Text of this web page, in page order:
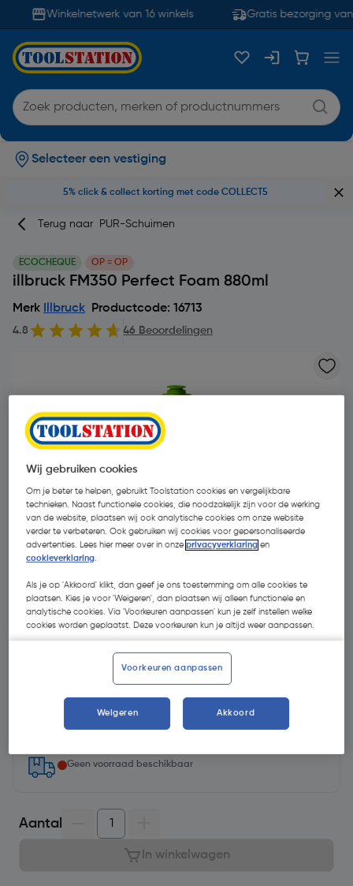
Winkelnetwerk van 16 winkels Gratis bezorging
Selecteer een vestiging
5% click & collect korting met code COLLECT5
Terug naar PUR-Schuimen
ECOCHEQUE OP = OP
illbruck FM350 Perfect Foam 880ml
Merk Illbruck Productcode: 16713
4.8 46 Beoordelingen
€ 9,59| Excl. btw € 7,93€ 10,90/L
Selecteer winkel - Bekijk voorraadniveaus en haal binnen 10
minuten op
Selecteer vestiging
Geen voorraad beschikbaar
Aantal
In winkelwagen
Wij gebruiken cookies
Om je beter te helpen, gebruikt Toolstation cookies en vergelijkbare
technieken. Naast functionele cookies, die noodzakelijk zijn voor de werking
van de website, plaatsen wij ook analytische cookies om onze website
verder te verbeteren. Ook gebruiken wij cookies voor gepersonaliseerde
advertenties. Lees hier meer over in onzeprivacyverklaring en
cookieverklaring.
Als je op 'Akkoord' klikt, dan geef je ons toestemming om alle cookies te
plaatsen. Kies je voor 'Weigeren', dan plaatsen wij alleen functionele en
analytische cookies. Via 'Voorkeuren aanpassen' kun je zelf instellen welke
cookies worden geplaatst. Deze voorkeuren kun je altijd weer aanpassen.
Voorkeuren aanpassen
Weigeren Akkoord